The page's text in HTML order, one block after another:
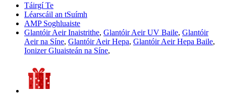
Táirgí Te
Léarscáil an tSuímh
AMP Soghluaiste
Glantóir Aeir Inaistrithe, Glantóir Aeir UV Baile, Glantóir
Aeir na Síne, Glantóir Aeir Hepa, Glantóir Aeir Hepa Baile,
Ionizer Gluaisteán na Síne,